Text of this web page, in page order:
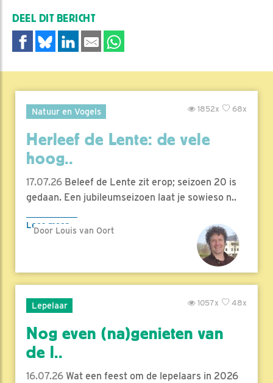
DEEL DIT BERICHT
Natuur en Vogels 68x
1852x
Herleef de Lente: de vele
hoog..
17.07.26 Beleef de Lente zit erop; seizoen 20 is
gedaan. Een jubileumseizoen laat je sowieso n..
Lees meer
Door Louis van Oort
Lepelaar 48x
1057x
Nog even (na)genieten van
de l..
16.07.26 Wat een feest om de lepelaars in 2026